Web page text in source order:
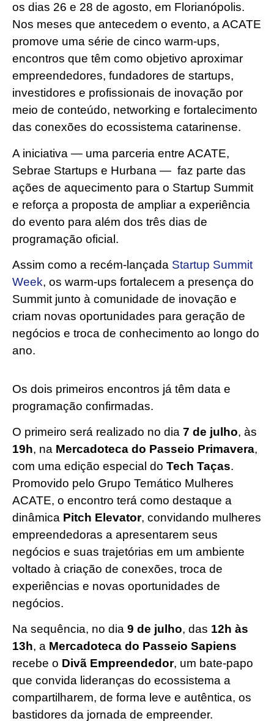
os dias 26 e 28 de agosto, em Florianópolis.
Nos meses que antecedem o evento, a ACATE
promove uma série de cinco warm-ups,
encontros que têm como objetivo aproximar
empreendedores, fundadores de startups,
investidores e profissionais de inovação por
meio de conteúdo, networking e fortalecimento
das conexões do ecossistema catarinense.
A iniciativa — uma parceria entre ACATE,
Sebrae Startups e Hurbana — faz parte das
ações de aquecimento para o Startup Summit
e reforça a proposta de ampliar a experiência
do evento para além dos três dias de
programação oficial.
Assim como a recém-lançada Startup Summit
Week, os warm-ups fortalecem a presença do
Summit junto à comunidade de inovação e
criam novas oportunidades para geração de
negócios e troca de conhecimento ao longo do
ano.
Os dois primeiros encontros já têm data e
programação confirmadas.
O primeiro será realizado no dia 7 de julho, às
19h, na Mercadoteca do Passeio Primavera,
com uma edição especial do Tech Taças.
Promovido pelo Grupo Temático Mulheres
ACATE, o encontro terá como destaque a
dinâmica Pitch Elevator, convidando mulheres
empreendedoras a apresentarem seus
negócios e suas trajetórias em um ambiente
voltado à criação de conexões, troca de
experiências e novas oportunidades de
negócios.
Na sequência, no dia 9 de julho, das 12h às
13h, a Mercadoteca do Passeio Sapiens
recebe o Divã Empreendedor, um bate-papo
que convida lideranças do ecossistema a
compartilharem, de forma leve e autêntica, os
bastidores da jornada de empreender.